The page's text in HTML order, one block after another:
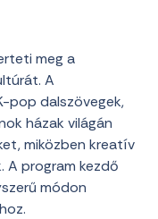
meg a
A
pop dalszövegek,
házak világán
miközben kreatív
A program kezdő
módon